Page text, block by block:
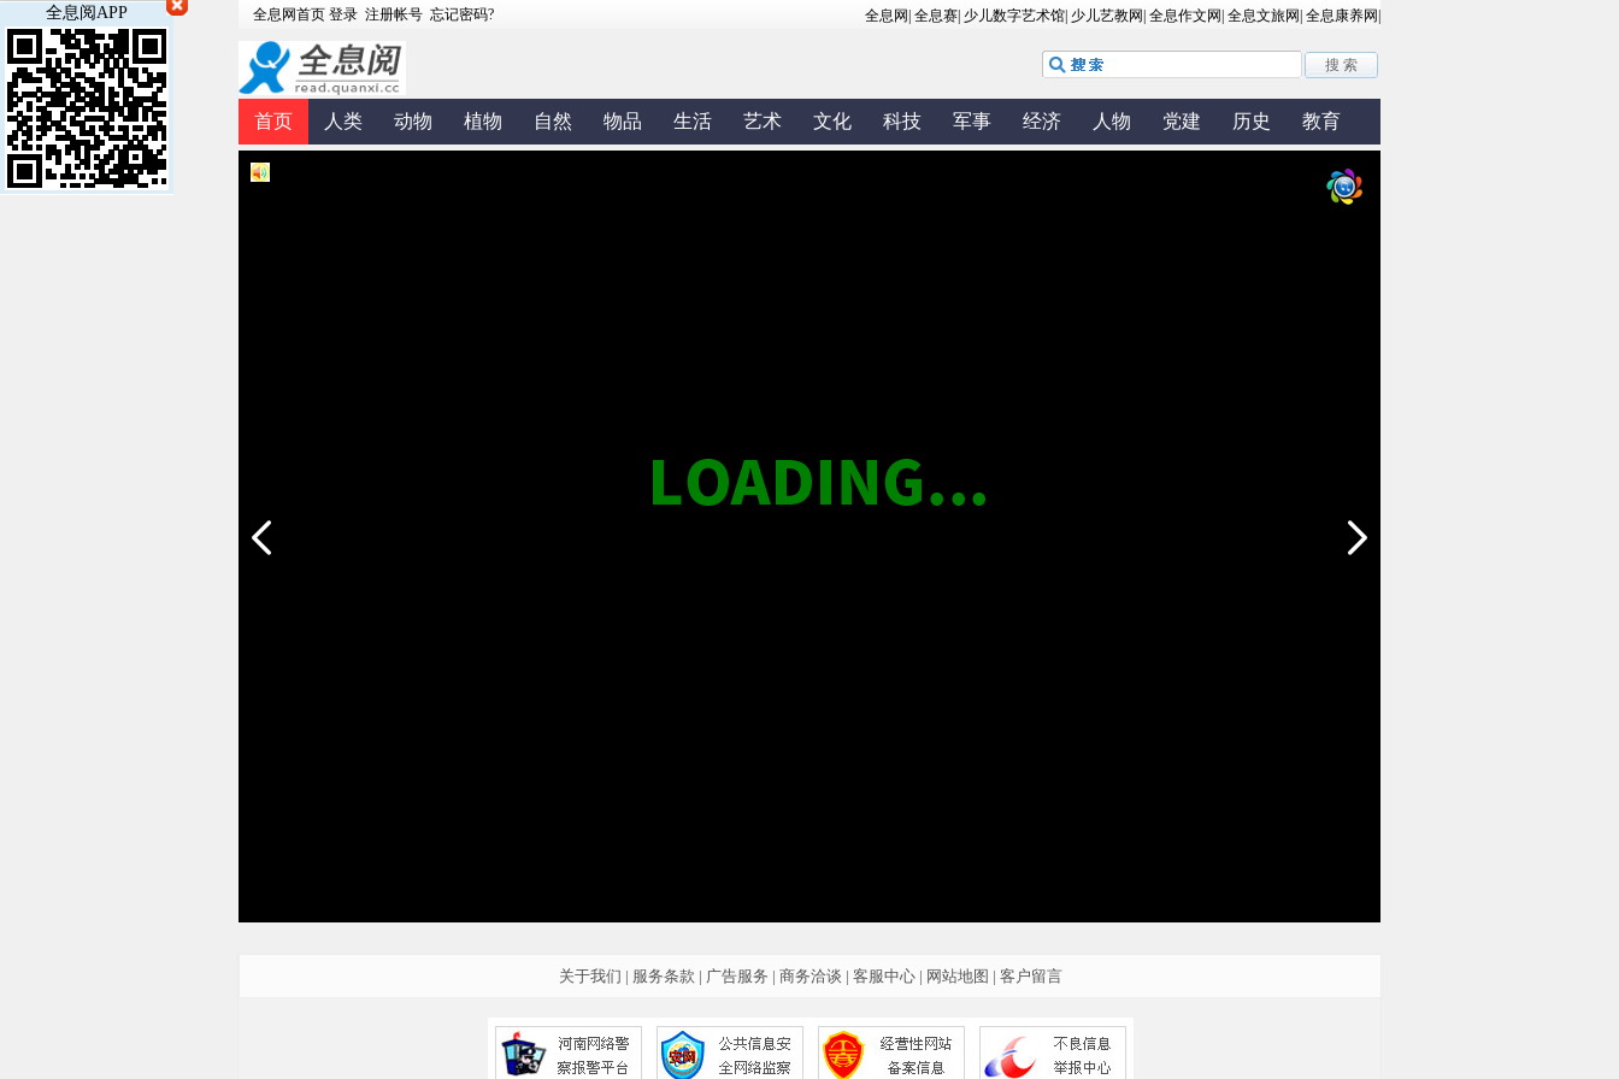
全息阅APP
首页 人类 动物 植物 自然 物品 生活 艺术 文化 科技 军事 经济 人物 党建 历史 教育
健康
关于我们 | 服务条款 | 广告服务 | 商务洽谈 | 客服中心 | 网站地图 | 客户留言